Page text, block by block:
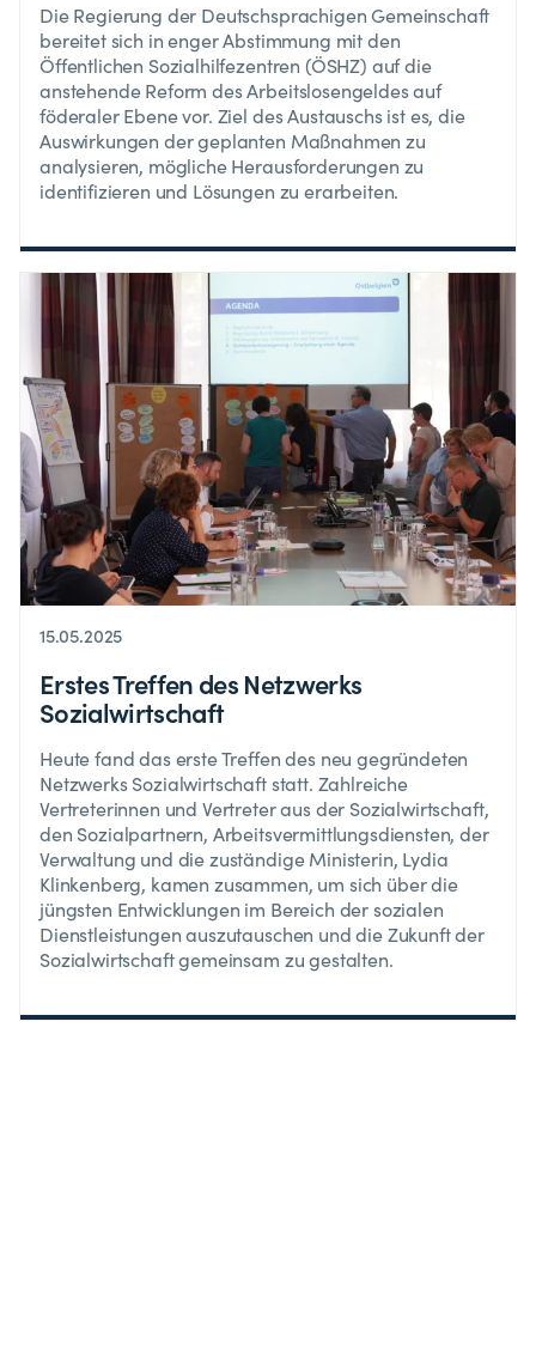
Die Regierung der Deutschsprachigen Gemeinschaft
bereitet sich in enger Abstimmung mit den
Öffentlichen Sozialhilfezentren (ÖSHZ) auf die
anstehende Reform des Arbeitslosengeldes auf
föderaler Ebene vor. Ziel des Austauschs ist es, die
Auswirkungen der geplanten Maßnahmen zu
analysieren, mögliche Herausforderungen zu
identifizieren und Lösungen zu erarbeiten.
15.05.2025
Erstes Treffen des Netzwerks
Sozialwirtschaft
Heute fand das erste Treffen des neu gegründeten
Netzwerks Sozialwirtschaft statt. Zahlreiche
Vertreterinnen und Vertreter aus der Sozialwirtschaft,
den Sozialpartnern, Arbeitsvermittlungsdiensten, der
Verwaltung und die zuständige Ministerin, Lydia
Klinkenberg, kamen zusammen, um sich über die
jüngsten Entwicklungen im Bereich der sozialen
Dienstleistungen auszutauschen und die Zukunft der
Sozialwirtschaft gemeinsam zu gestalten.